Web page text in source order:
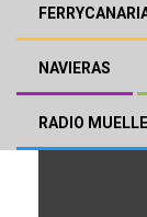
NAVIERAS
RADIO MUELLE